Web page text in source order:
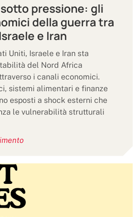
pressione: gli
della guerra tra
e Iran
Uniti, Israele e Iran sta
del Nord Africa
i canali economici.
sistemi alimentari e finanze
esposti a shock esterni che
le vulnerabilità strutturali